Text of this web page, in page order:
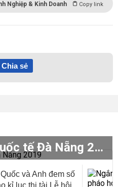
Nghiệp & Kinh Doanh Copy link
sẻ
Lễ hội pháo hoa Quốc tế Đà Nẵng 2019
và Anh đem số
kỉ lục thi tài Lễ hội